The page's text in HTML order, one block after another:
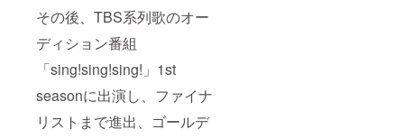
その後、TBS系列歌のオー
ディション番組
「sing!sing!sing!」1st
seasonに出演し、ファイナ
リストまで進出、ゴールデ